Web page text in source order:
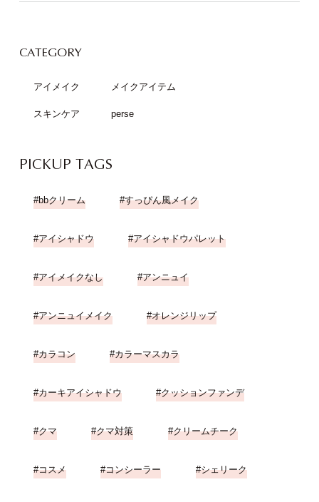
CATEGORY
アイメイク メイクアイテム
スキンケア perse
PICKUP TAGS
bbクリーム すっぴん風メイク
アイシャドウ アイシャドウパレット
アイメイクなし アンニュイ
アンニュイメイク オレンジリップ
カラコン カラーマスカラ
カーキアイシャドウ クッションファンデ
クマ クマ対策 クリームチーク
コスメ コンシーラー シェリーク